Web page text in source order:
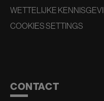
WETTELIJKE
COOKIES SETTINGS
CONTACT